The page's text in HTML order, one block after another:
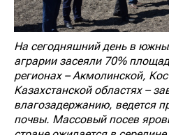
На сегодняшний день в
аграрии засеяли 70%
регионах – Акмолинской,
Казахстанской областях –
влагозадержанию, ведется
почвы. Массовый посев